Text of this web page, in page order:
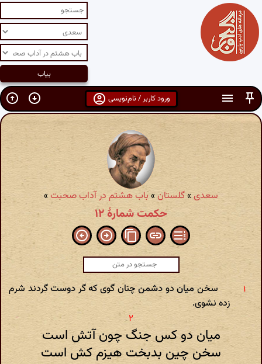
ورود کاربر / نام‌نویسی
سعدی»گلستان»باب هشتم در آداب صحبت»
حکمت شمارهٔ ۱۲
سخن میان دو دشمن چنان گوی که گر دوست گردند شرم
زده نشوی.
میان دو کس جنگ چون آتش است
سخن چین بدبخت هیزم کش است